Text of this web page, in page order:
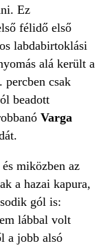
Ez
félidő első
labdabirtoklási
alá került a
percben csak
beadott
Varga
miközben az
a hazai kapura,
gól is:
lábbal volt
a jobb alsó